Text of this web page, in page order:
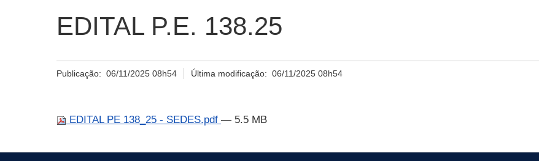
EDITAL P.E. 138.25
Publicação: 06/11/2025 08h54 Última modificação:06/11/2025 08h54
EDITAL PE 138_25 - SEDES.pdf — 5.5 MB